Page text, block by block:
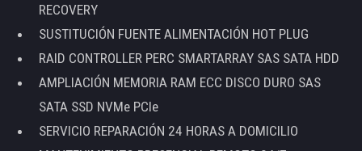
RECOVERY
SUSTITUCIÓN FUENTE ALIMENTACIÓN HOT PLUG
RAID CONTROLLER PERC SMARTARRAY SAS SATA HDD
AMPLIACIÓN MEMORIA RAM ECC DISCO DURO SAS
SATA SSD NVMe PCIe
SERVICIO REPARACIÓN 24 HORAS A DOMICILIO